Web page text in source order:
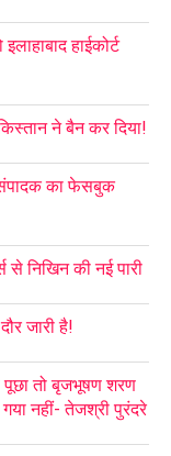
हाईकोर्ट
ने बैन कर दिया!
संपादक का फेसबुक
निखिन की नई पारी
जारी है!
पूछा तो बृजभूषण शरण
नहीं- तेजश्री पुरंदरे